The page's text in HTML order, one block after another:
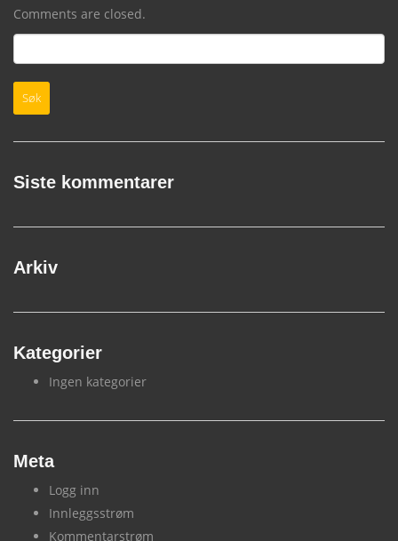
Comments are closed.
Siste kommentarer
Arkiv
Kategorier
Ingen kategorier
Meta
Logg inn
Innleggsstrøm
Kommentarstrøm